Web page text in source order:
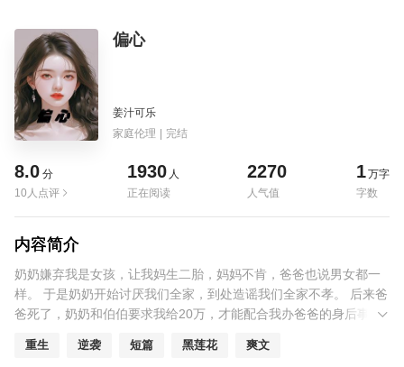
偏心
姜汁可乐
家庭伦理 | 完结
8.0 分
10人点评
1930 人
正在阅读
2270
人气值
1万字
字数
内容简介
奶奶嫌弃我是女孩，让我妈生二胎，妈妈不肯，爸爸也说男女都一
样。 于是奶奶开始讨厌我们全家，到处造谣我们全家不孝。 后来爸
爸死了，奶奶和伯伯要求我给20万，才能配合我办爸爸的身后事。
凑钱。 我妈知道后气的急火攻心，也跟着去了。 殡仪馆里我哭晕了
重生 逆袭 短篇 黑莲花 爽文